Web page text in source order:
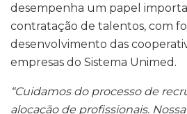
desempenha um papel
contratação de talentos, com
desenvolvimento das
empresas do Sistema Unimed.
“Cuidamos do processo de
alocação de profissionais.